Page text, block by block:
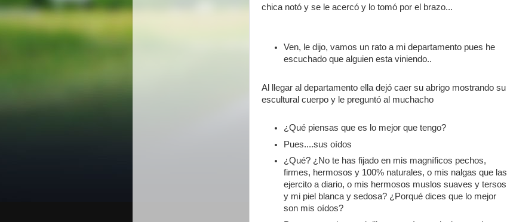
chica notó y se le acercó y lo tomó por el brazo...
Ven, le dijo, vamos un rato a mi departamento pues he
escuchado que alguien esta viniendo..
Al llegar al departamento ella dejó caer su abrigo mostrando su
escultural cuerpo y le preguntó al muchacho
¿Qué piensas que es lo mejor que tengo?
Pues....sus oídos
¿Qué? ¿No te has fijado en mis magníficos pechos,
firmes, hermosos y 100% naturales, o mis nalgas que las
ejercito a diario, o mis hermosos muslos suaves y tersos
y mi piel blanca y sedosa? ¿Porqué dices que lo mejor
son mis oídos?